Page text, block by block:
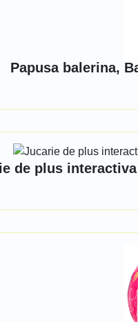
Papusa balerina,
de plus